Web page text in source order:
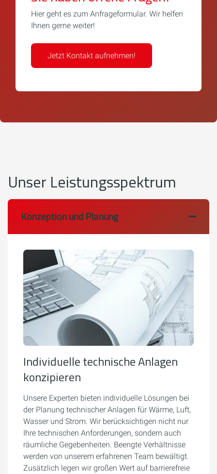
Hier geht es zum Anfrageformular. Wir helfen
Ihnen gerne weiter!
Jetzt Kontakt aufnehmen!
Unser Leistungsspektrum
Konzeption und Planung
Individuelle technische Anlagen
konzipieren
Unsere Experten bieten individuelle Lösungen bei
der Planung technischer Anlagen für Wärme, Luft,
Wasser und Strom. Wir berücksichtigen nicht nur
Ihre technischen Anforderungen, sondern auch
räumliche Gegebenheiten. Beengte Verhältnisse
werden von unserem erfahrenen Team bewältigt.
Zusätzlich legen wir großen Wert auf barrierefreie